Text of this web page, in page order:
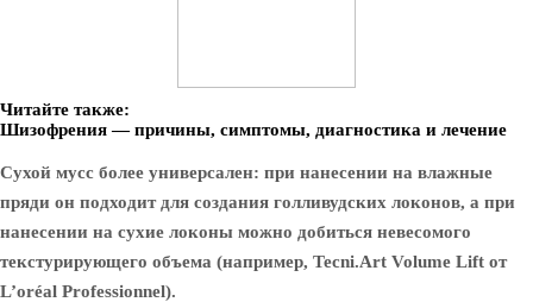
Читайте также:
Шизофрения — причины, симптомы, диагностика и лечение
Сухой мусс более универсален: при нанесении на влажные
пряди он подходит для создания голливудских локонов, а при
нанесении на сухие локоны можно добиться невесомого
текстурирующего объема (например, Tecni.Art Volume Lift от
L’oréal Professionnel).